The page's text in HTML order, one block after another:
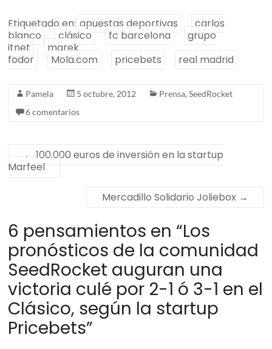
Etiquetado en: apuestas deportivas
carlos
blanco
clásico fc barcelona
grupo
itnet
marek
fodor
Mola.com pricebets real madrid
Pamela 5 octubre, 2012 Prensa,SeedRocket
6 comentarios
←
100.000 euros de inversión en la startup
Marfeel
Mercadillo Solidario Joliebox →
6 pensamientos en “Los
pronósticos de la comunidad
SeedRocket auguran una
victoria culé por 2-1 ó 3-1 en el
Clásico, según la startup
Pricebets”